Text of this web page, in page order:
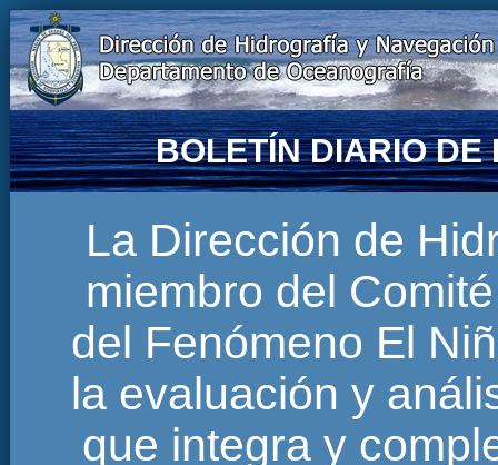
BOLETÍN DIARIO DE
La Dirección de
miembro del
del Fenómeno El
la evaluación y
que integra y